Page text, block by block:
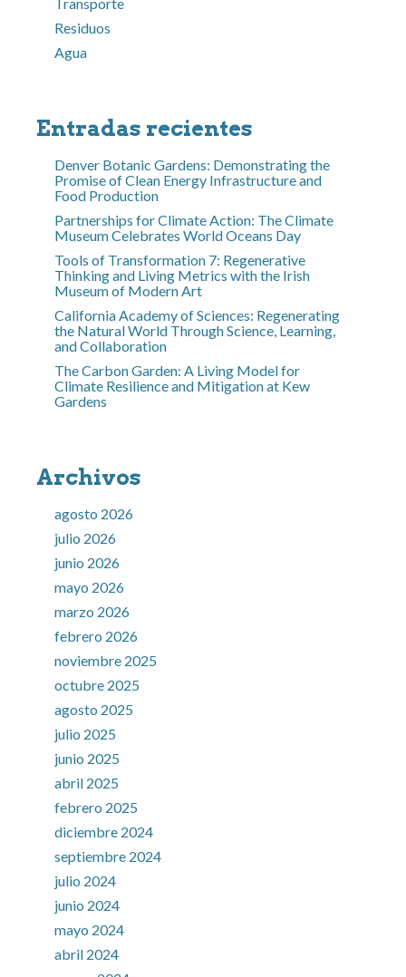
Residuos
Agua
Entradas recientes
Denver Botanic Gardens: Demonstrating the
Promise of Clean Energy Infrastructure and
Food Production
Partnerships for Climate Action: The Climate
Museum Celebrates World Oceans Day
Tools of Transformation 7: Regenerative
Thinking and Living Metrics with the Irish
Museum of Modern Art
California Academy of Sciences: Regenerating
the Natural World Through Science, Learning,
and Collaboration
The Carbon Garden: A Living Model for
Climate Resilience and Mitigation at Kew
Gardens
Archivos
agosto 2026
julio 2026
junio 2026
mayo 2026
marzo 2026
febrero 2026
noviembre 2025
octubre 2025
agosto 2025
julio 2025
junio 2025
abril 2025
febrero 2025
diciembre 2024
septiembre 2024
julio 2024
junio 2024
mayo 2024
abril 2024